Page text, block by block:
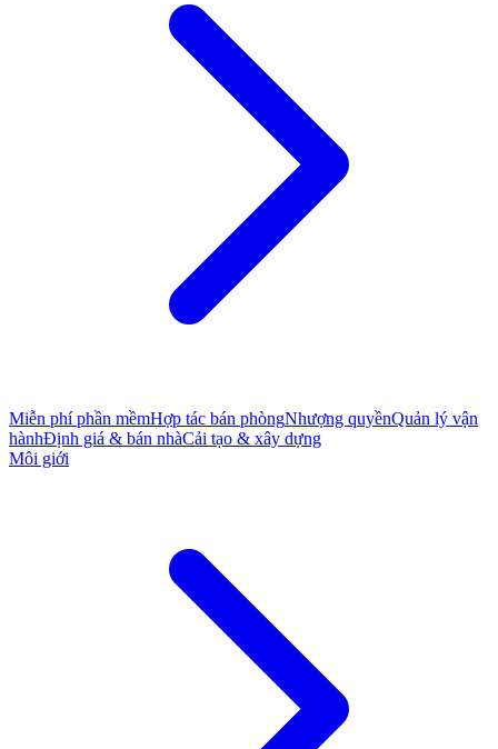
Miễn phí phần mềmHợp tác bán phòngNhượng quyềnQuản lý vận
hànhĐịnh giá & bán nhàCải tạo & xây dựng
Môi giới